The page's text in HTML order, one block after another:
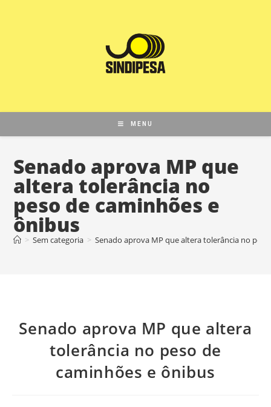
MENU
Senado aprova MP que
altera tolerância no
peso de caminhões e
ônibus
> Sem categoria > Senado aprova MP que altera tolerância no
Senado aprova MP que altera
tolerância no peso de
caminhões e ônibus